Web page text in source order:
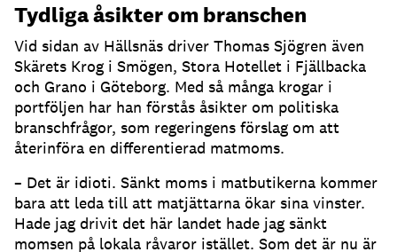
Tydliga åsikter om branschen
Vid sidan av Hällsnäs driver Thomas Sjögren även
Skärets Krog i Smögen, Stora Hotellet i Fjällbacka
och Grano i Göteborg. Med så många krogar i
portföljen har han förstås åsikter om politiska
branschfrågor, som regeringens förslag om att
återinföra en differentierad matmoms.
– Det är idioti. Sänkt moms i matbutikerna kommer
bara att leda till att matjättarna ökar sina vinster.
Hade jag drivit det här landet hade jag sänkt
momsen på lokala råvaror istället. Som det är nu är